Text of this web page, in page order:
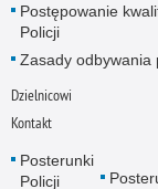
Postępowanie
Policji
Zasady odbywania
Dzielnicowi
Kontakt
Posterunki
Policji